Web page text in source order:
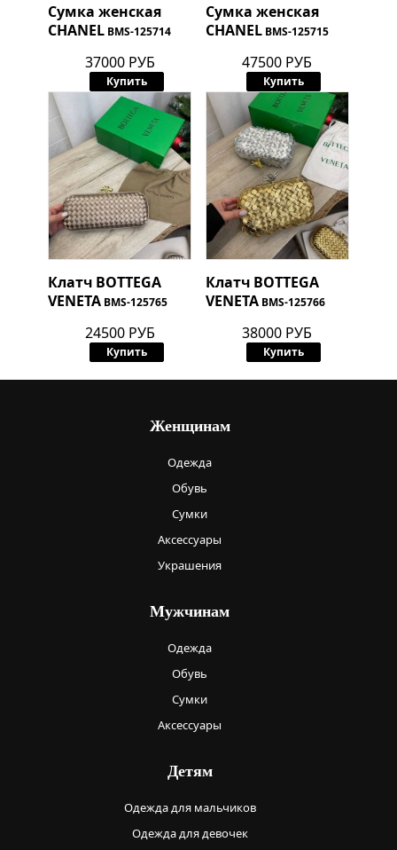
Сумка женская
CHANEL BMS-125714
37000 РУБ
Купить
Сумка женская
CHANEL BMS-125715
47500 РУБ
Купить
Клатч BOTTEGA
VENETA BMS-125765
24500 РУБ
Купить
Клатч BOTTEGA
VENETA BMS-125766
38000 РУБ
Купить
Женщинам
Одежда
Обувь
Сумки
Аксессуары
Украшения
Мужчинам
Одежда
Обувь
Сумки
Аксессуары
Детям
Одежда для мальчиков
Одежда для девочек